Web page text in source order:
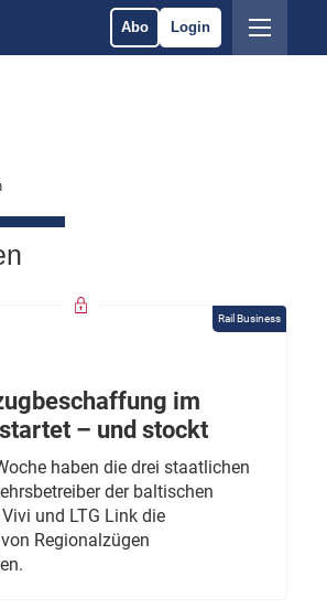
Abo Login
Rail Business
im
– und stockt
haben die drei staatlichen
der baltischen
und LTG Link die
Regionalzügen